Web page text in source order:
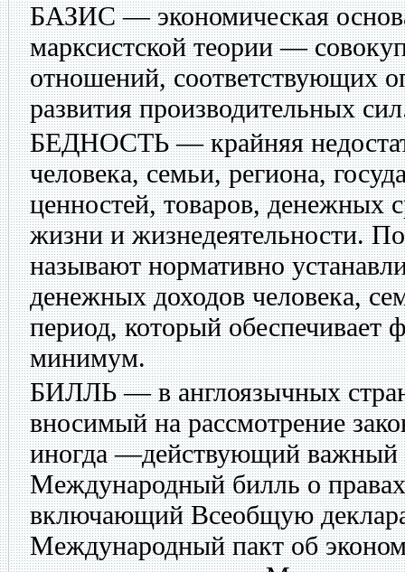
БАЗИС— экономическая
марксистской теории —
отношений, соответствующих
развития производительных
БЕДНОСТЬ— крайняя
человека, семьи, региона,
ценностей, товаров, денежных
жизни и жизнедеятельности.
называют нормативно
денежных доходов человека,
период, который обеспечивает
минимум.
БИЛЛЬ— в англоязычных
вносимый на рассмотрение
иногда —действующий важный
Международный билль о
включающий Всеобщую
Международный пакт об